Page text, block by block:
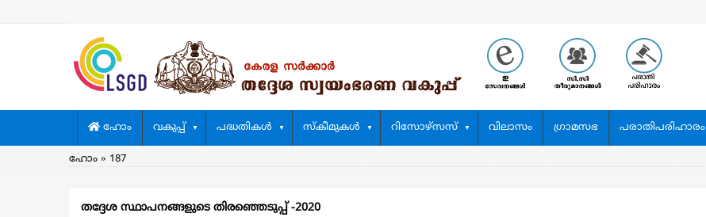
Main
navigation
ഹോം വകുപ്പ് പദ്ധതികള്‍ സ്കീമുകള്‍ റിസോഴ്സസ് വിലാസം ഗ്രാമസഭ പരാതിപരിഹാരം
Breadcrumb
ഹോം 187
തദ്ദേശ സ്ഥാപനങ്ങളുടെ തിരഞ്ഞെടുപ്പ് -2020